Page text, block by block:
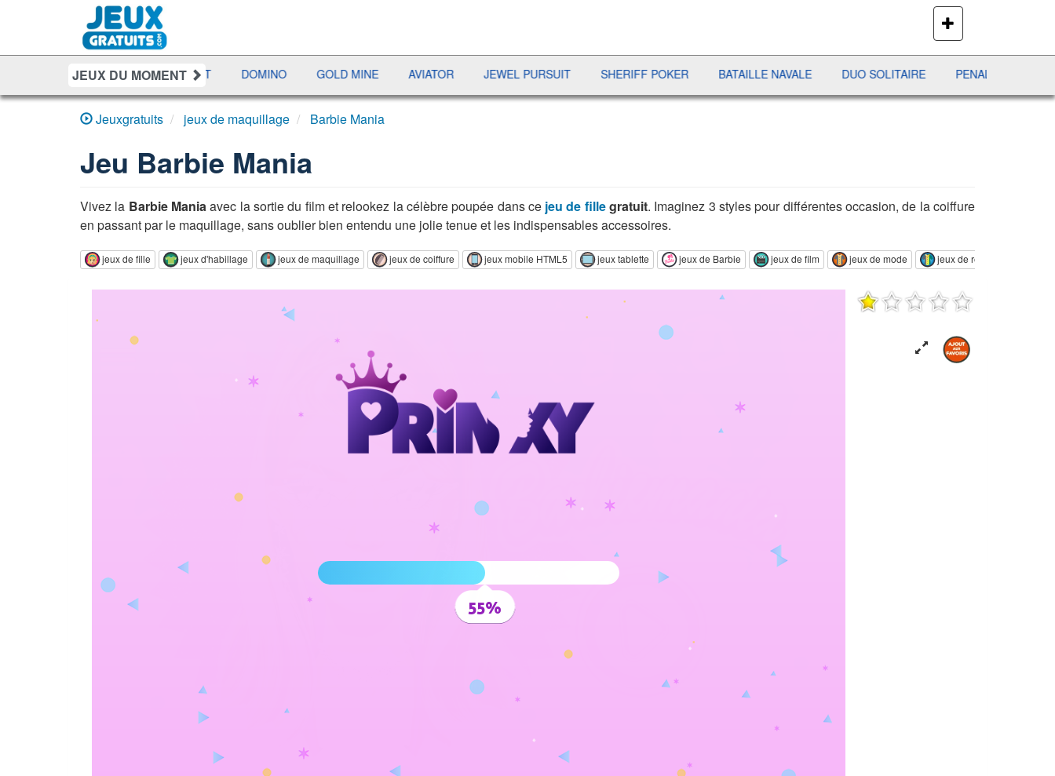
PLUS
DE
JEUX
JEUX DU MOMENT
PRÉSIDENT DOMINO GOLD MINE AVIATOR JEWEL PURSUIT SHERIFF POKER BATAILLE NAVALE DUO SOLITAIRE PENALTY SHOOT OUT
Jeuxgratuits jeux de maquillage Barbie Mania
Jeu Barbie Mania
Vivez la Barbie Maniaavec la sortie du film et relookez la célèbre poupée dans ce jeu de fillegratuit. Imaginez 3 styles pour différentes occasion, de la coiffure
en passant par le maquillage, sans oublier bien entendu une jolie tenue et les indispensables accessoires.
jeux de fille jeux d'habillage jeux de maquillage jeux de coiffure jeux mobile HTML5 jeux tablette jeux de Barbie jeux de film jeux de mode jeux de relooking